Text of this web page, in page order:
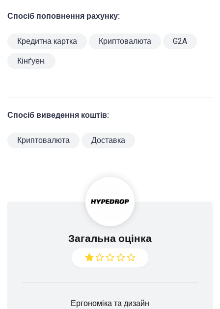
Спосіб поповнення рахунку:
Кредитна картка Криптовалюта G2A
Кінґуен.
Спосіб виведення коштів:
Криптовалюта Доставка
Загальна оцінка
Ергономіка та дизайн